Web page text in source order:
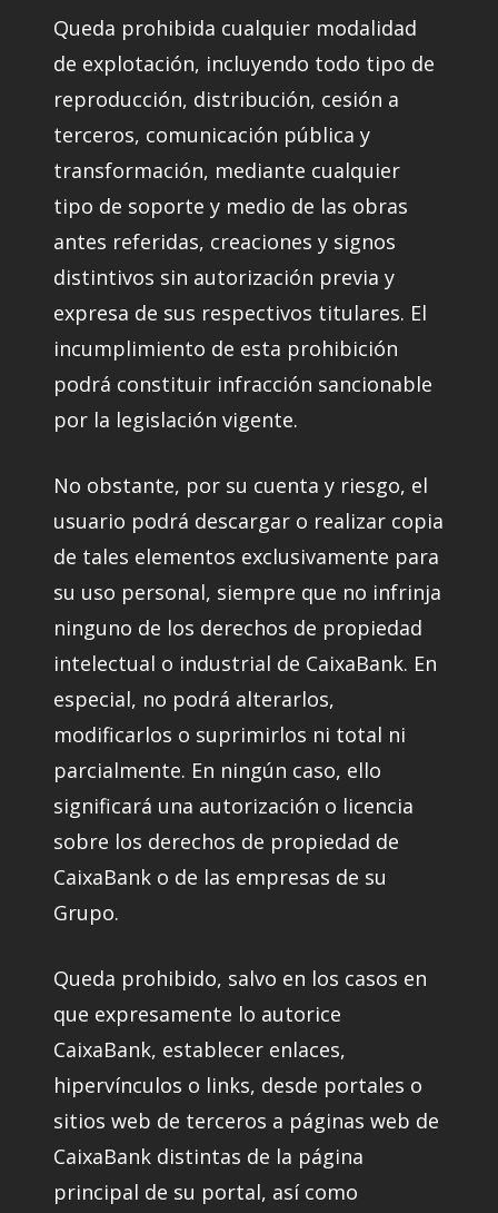
Queda prohibida cualquier modalidad
de explotación, incluyendo todo tipo de
reproducción, distribución, cesión a
terceros, comunicación pública y
transformación, mediante cualquier
tipo de soporte y medio de las obras
antes referidas, creaciones y signos
distintivos sin autorización previa y
expresa de sus respectivos titulares. El
incumplimiento de esta prohibición
podrá constituir infracción sancionable
por la legislación vigente.
No obstante, por su cuenta y riesgo, el
usuario podrá descargar o realizar copia
de tales elementos exclusivamente para
su uso personal, siempre que no infrinja
ninguno de los derechos de propiedad
intelectual o industrial de CaixaBank. En
especial, no podrá alterarlos,
modificarlos o suprimirlos ni total ni
parcialmente. En ningún caso, ello
significará una autorización o licencia
sobre los derechos de propiedad de
CaixaBank o de las empresas de su
Grupo.
Queda prohibido, salvo en los casos en
que expresamente lo autorice
CaixaBank, establecer enlaces,
hipervínculos o links, desde portales o
sitios web de terceros a páginas web de
CaixaBank distintas de la página
principal de su portal, así como